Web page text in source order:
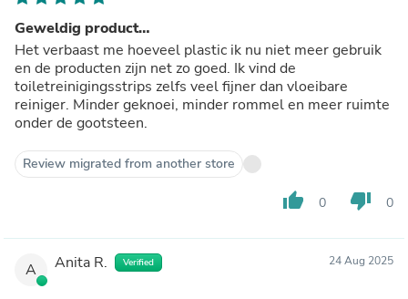
Geweldig product…
Het verbaast me hoeveel plastic ik nu niet meer gebruik
en de producten zijn net zo goed. Ik vind de
toiletreinigingsstrips zelfs veel fijner dan vloeibare
reiniger. Minder geknoei, minder rommel en meer ruimte
onder de gootsteen.
Review migrated from another store
thumb_up 0 thumb_down 0
A Anita R. Verified 24 Aug 2025